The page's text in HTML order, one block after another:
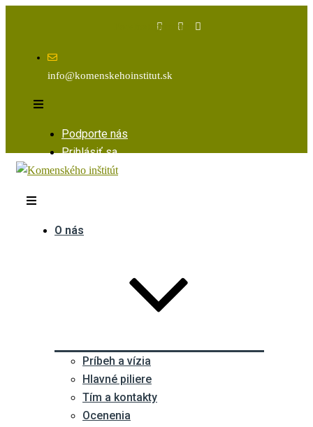
InstagramYoutube
info@komenskehoinstitut.sk
Podporte nás
Prihlásiť sa
O nás
Príbeh a vízia
Hlavné piliere
Tím a kontakty
Ocenenia